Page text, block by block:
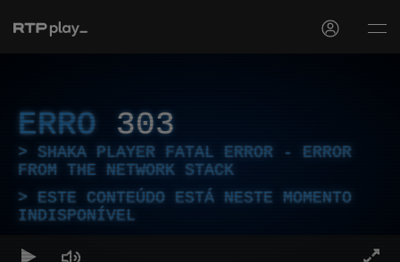
ERRO 303
SHAKA PLAYER FATAL ERROR - ERROR
FROM THE NETWORK STACK
ESTE CONTEÚDO ESTÁ NESTE MOMENTO
INDISPONÍVEL